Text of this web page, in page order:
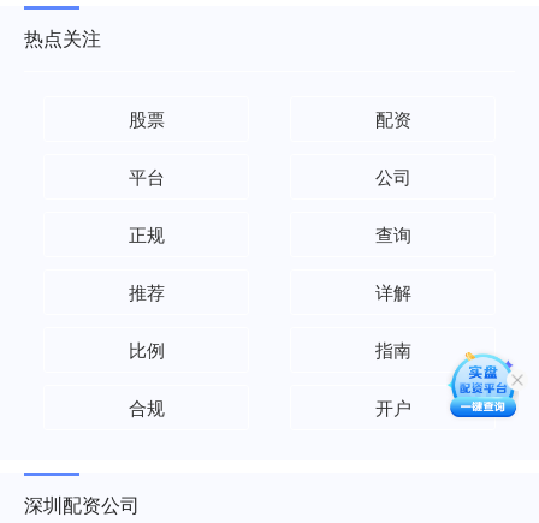
热点关注
股票 配资
平台 公司
正规 查询
推荐 详解
比例 指南
合规 开户
深圳配资公司